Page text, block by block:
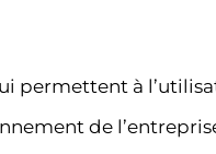
permettent à
de